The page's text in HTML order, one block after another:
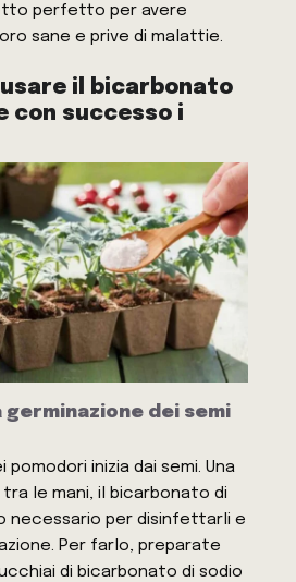
perfetto per avere
sane e prive di malattie.
usare il bicarbonato
con successo i
germinazione dei semi
pomodori inizia dai semi. Una
le mani, il bicarbonato di
necessario per disinfettarli e
Per farlo, preparate
di bicarbonato di sodio